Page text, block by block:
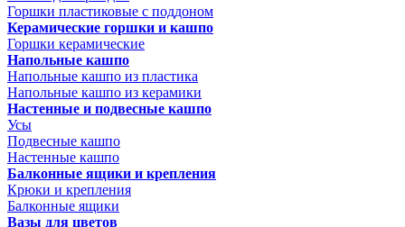
Горшки пластиковые с поддоном
Керамические горшки и кашпо
Горшки керамические
Напольные кашпо
Напольные кашпо из пластика
Напольные кашпо из керамики
Настенные и подвесные кашпо
Усы
Подвесные кашпо
Настенные кашпо
Балконные ящики и крепления
Крюки и крепления
Балконные ящики
Вазы для цветов